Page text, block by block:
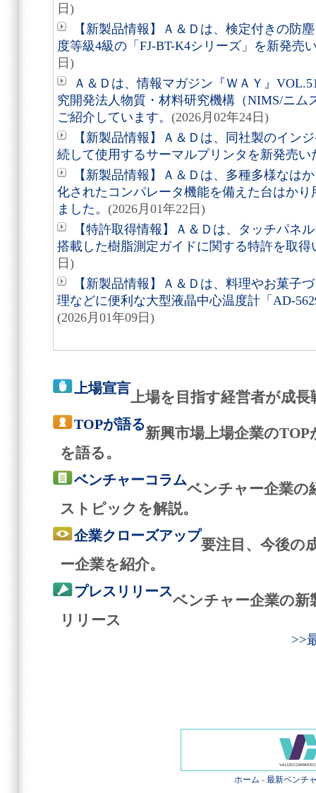
日)
【新製品情報】Ａ＆Ｄは、検定付きの防
度等級4級の「FJ-BT-K4シリーズ」を新発売
日)
Ａ＆Ｄは、情報マガジン『ＷＡＹ』
究開発法人物質・材料研究機構（NIMS/ニム
ご紹介しています。 (2026月02年24日)
【新製品情報】Ａ＆Ｄは、同社製のイン
続して使用するサーマルプリンタを新発売い
【新製品情報】Ａ＆Ｄは、多種多様なは
化されたコンパレータ機能を備えた台はか
ました。 (2026月01年22日)
【特許取得情報】Ａ＆Ｄは、タッチパネ
搭載した樹脂測定ガイドに関する特許を取得
日)
【新製品情報】Ａ＆Ｄは、料理やお菓子
理などに便利な大型液晶中心温度計「AD-
(2026月01年09日)
上場宣言
上場を目指す経営者が成
TOPが語る
新興市場上場企業の
を語る。
ベンチャーコラム
ベンチャー企業の
ストピックを解説。
企業クローズアップ
要注目、今後の
ー企業を紹介。
プレスリリース
ベンチャー企業の新
リリース
>>
ホーム - 最新ベンチ